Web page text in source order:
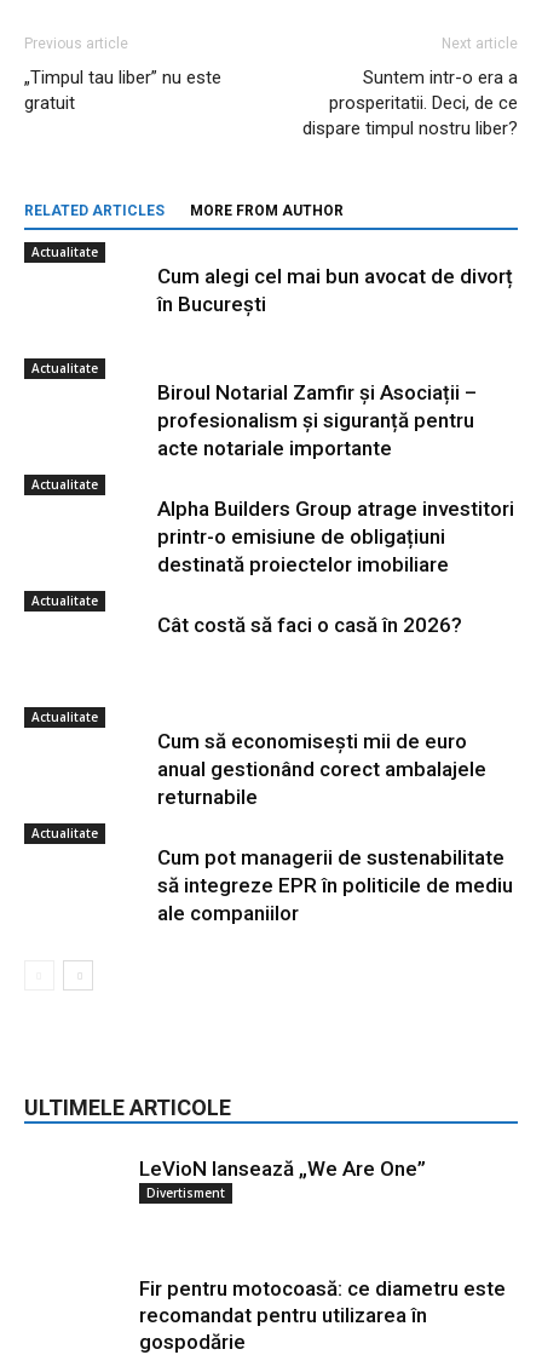
Previous article
„Timpul tau liber” nu este
gratuit
Next article
Suntem intr-o era a
prosperitatii. Deci, de ce
dispare timpul nostru liber?
RELATED ARTICLES MORE FROM AUTHOR
Actualitate
Cum alegi cel mai bun avocat de divorț
în București
Actualitate
Biroul Notarial Zamfir și Asociații –
profesionalism și siguranță pentru
acte notariale importante
Actualitate
Alpha Builders Group atrage investitori
printr-o emisiune de obligațiuni
destinată proiectelor imobiliare
Actualitate
Cât costă să faci o casă în 2026?
Actualitate
Cum să economisești mii de euro
anual gestionând corect ambalajele
returnabile
Actualitate
Cum pot managerii de sustenabilitate
să integreze EPR în politicile de mediu
ale companiilor
ULTIMELE ARTICOLE
LeVioN lansează „We Are One”
Divertisment
Fir pentru motocoasă: ce diametru este
recomandat pentru utilizarea în
gospodărie